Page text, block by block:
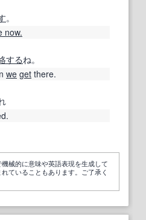
。
now.
するね。
we get there.
械的に意味や英語表現を生成して
ていることもあります。ご了承く